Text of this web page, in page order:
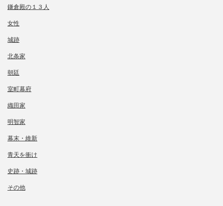
鎌倉殿の１３人
女性
城跡
北条家
朝廷
室町幕府
織田家
明智家
幕末・維新
青天を衝け
史跡・城跡
その他